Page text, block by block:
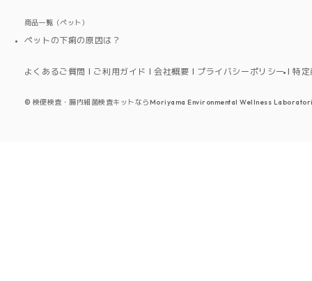
商品一覧（ペット）
ペットの下痢の原因は？
よくあるご質問 ご利用ガイド 会社概要 プライバシーポリシー 特
© 検便検査・腸内細菌検査キットならMoriyama Environmental Wellness